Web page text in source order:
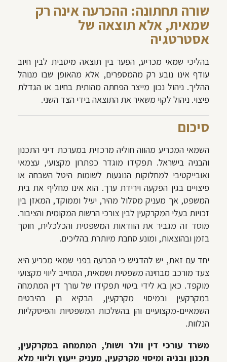
שורה תחתונה: ההכרעה אינה רק
שמאית, אלא תוצאה של
אסטרטגיה
בהליכי שמאי מכריע, הפער בין תוצאה מיטבית לבין חיוב
עודף אינו נובע רק מהמספרים, אלא מהאופן שבו מנוהל
ההליך. ניהול נכון מייצר הפחתה מהותית בחיוב או הגדלת
פיצוי. ניהול לקוי משאיר את התוצאה בידי הצד השני.
סיכום
השמאי המכריע מהווה חוליה מרכזית במערכת דיני התכנון
והבניה בישראל. תפקידו מוגדר כפתרון מקצועי, עצמאי
ואובייקטיבי למחלוקות הנוגעות לשומות היטל השבחה או
פיצויים בגין הפקעה וירידת ערך. הוא אינו מחליף את בית
המשפט, אך מעניק מסלול מהיר, יעיל וממוקד, המאזן בין
זכויות בעלי המקרקעין לבין צורכי הרשות המקומית והציבור.
מוסד זה מגביר את הוודאות המשפטית והכלכלית, חוסך
בזמן ובהוצאות, ומונע סחבת מיותרת בהליכים.
יחד עם זאת, יש להדגיש כי הכרעה בפני שמאי מכריע היא
צעד מורכב מבחינה משפטית ושמאית, המחייב ליווי מקצועי
מוקפד. כאן בא לידי ביטוי תפקידו של עורך דין המתמחה
במקרקעין ובמיסוי מקרקעין, הבקיא הן בהיבטים
השמאיים-מקצועיים והן בהשלכות המשפטיות והפיסקליות
הנלוות.
משרד עורכי דין וולר ושות', המתמחה במקרקעין,
תכנון ובניה ומיסוי מקרקעין, מעניק ייעוץ וליווי מלא